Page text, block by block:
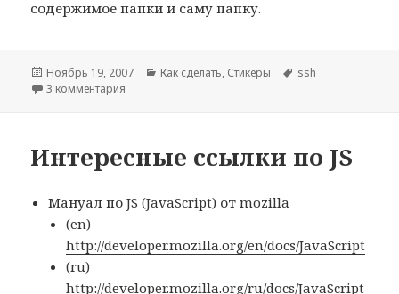
содержимое папки и саму папку.
Опубликовано
Ноябрь 19, 2007 Рубрики
Как сделать, Стикеры Метки
ssh
3 комментария
Интересные ссылки по JS
Мануал по JS (JavaScript) от mozilla
(en)
http://developer.mozilla.org/en/docs/JavaScript
(ru)
http://developer.mozilla.org/ru/docs/JavaScript